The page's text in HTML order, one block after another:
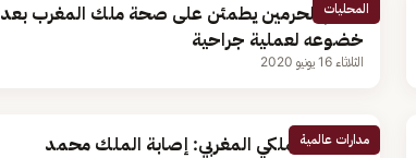
المحليات
خادم الحرمين يطمئن على صحة ملك المغرب بعد
خضوعه لعملية جراحية
الثلاثاء 16 يونيو 2020
مدارات عالمية
الديوان الملكي المغربي: إصابة الملك محمد